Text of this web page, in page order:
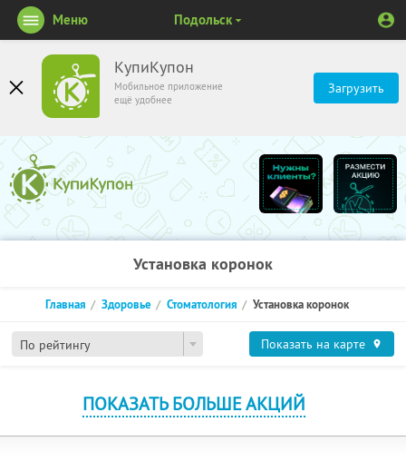
КупиКупон
Мобильное приложение
ещё удобнее
Загрузить
Меню Подольск
Установка коронок
По рейтингу
Главная Здоровье Стоматология Установка коронок
Показать на карте
ПОКАЗАТЬ БОЛЬШЕ АКЦИЙ